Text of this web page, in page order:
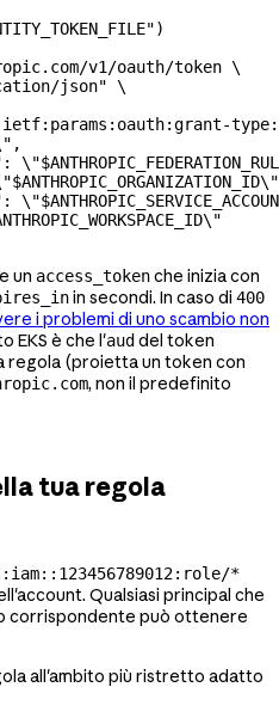
")
v1/oauth/token \
json" \
,
: \"
$ANTHROPIC_ORGANIZATION_ID\"
: \"
\"
un access_tokenche inizia con
in secondi. In caso di 400
i problemi di uno scambio non
EKS è che l'aud del token
(proietta un token con
, non il predefinito
tua regola
*
Qualsiasi principal che
corrispondente può ottenere
all'ambito più ristretto adatto